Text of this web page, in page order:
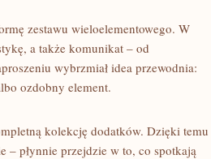
zestawu wieloelementowego. W
a także komunikat – od
wybrzmiał idea przewodnia:
ozdobny element.
kolekcję dodatków. Dzięki temu
– płynnie przejdzie w to, co spotkają